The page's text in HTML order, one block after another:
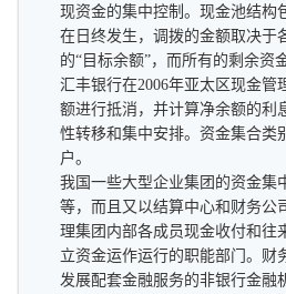
现资金的集中控制。现金池结构
在日终发生，调拨的金额取决于
的“目标余额”，而所有的剩余资
汇丰银行在2006年亚太区现金
额进行抵消，并计算净余额的利
性转移和集中安排。资金集合类
户。
我国一些大型企业集团的资金集
等，而且又以结算中心和财务公
理集团内部各成员现金收付和往
立资金运作运行的职能部门。财
发展配套金融服务的非银行金融